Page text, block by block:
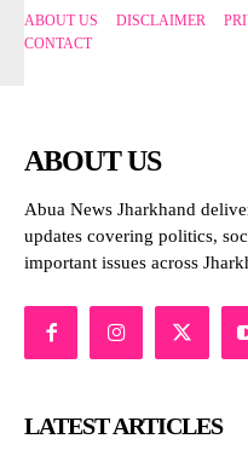
ABOUT US DISCLAIMER
CONTACT
ABOUT US
Abua News Jharkhand
updates covering politics,
important issues across
LATEST ARTICLES